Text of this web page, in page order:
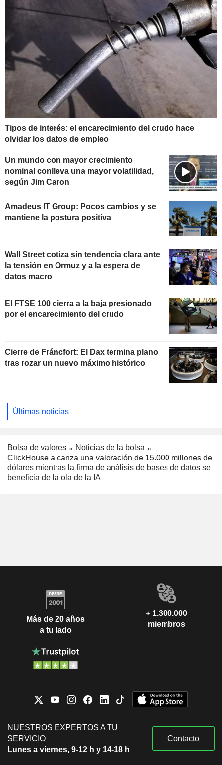
Tipos de interés: el encarecimiento del crudo hace
olvidar los datos de empleo
Un mundo con mayor crecimiento
nominal conlleva una mayor volatilidad,
según Jim Caron
Amadeus IT Group: Pocos cambios y se
mantiene la postura positiva
Wall Street cotiza sin tendencia clara ante
la tensión en Ormuz y a la espera de
datos macro
El FTSE 100 cierra a la baja presionado
por el encarecimiento del crudo
Cierre de Fráncfort: El Dax termina plano
tras rozar un nuevo máximo histórico
Últimas noticias
Bolsa de valores
Noticias de la bolsa
ClickHouse alcanza una valoración de 15.000 millones de
dólares mientras la firma de análisis de bases de datos se
beneficia de la ola de la IA
Más de 20 años
a tu lado
+ 1.300.000
miembros
NUESTROS EXPERTOS A TU
SERVICIO
Lunes a viernes, 9-12 h y 14-18 h
Contacto